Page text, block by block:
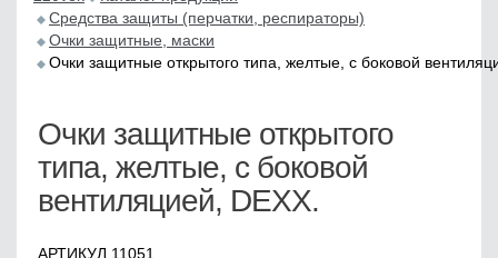
Средства защиты (перчатки, респираторы)
Очки защитные, маски
Очки защитные открытого типа, желтые, с боковой
Очки защитные открытого
типа, желтые, с боковой
вентиляцией, DEXX.
АРТИКУЛ 11051